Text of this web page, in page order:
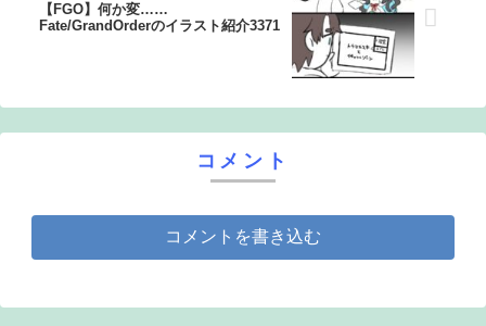
【FGO】何か変……
Fate/GrandOrderのイラスト紹介3371
コメント
コメントを書き込む